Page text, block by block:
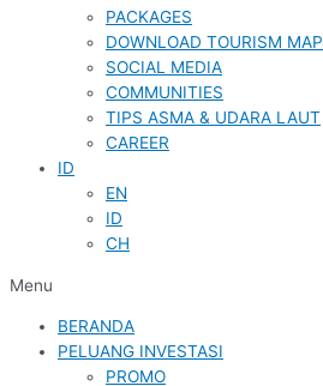
PACKAGES
DOWNLOAD TOURISM MAP
SOCIAL MEDIA
COMMUNITIES
TIPS ASMA & UDARA LAUT
CAREER
ID
EN
ID
CH
Menu
BERANDA
PELUANG INVESTASI
PROMO